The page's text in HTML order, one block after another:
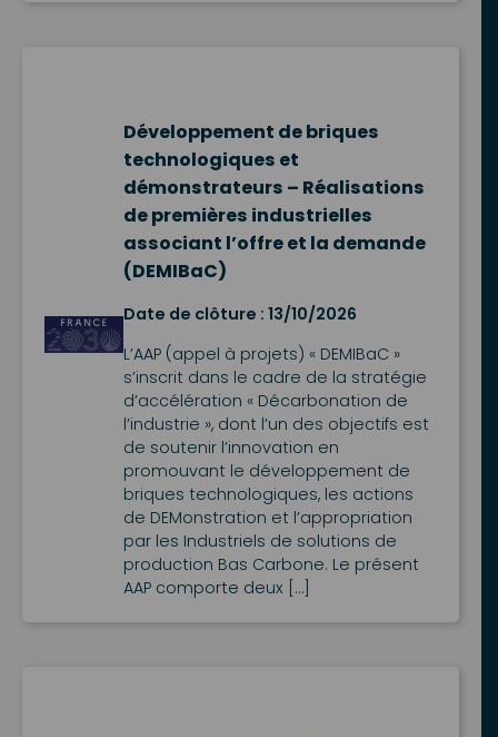
Développement de briques
technologiques et
démonstrateurs – Réalisations
de premières industrielles
associant l’offre et la demande
(DEMIBaC)
Date de clôture : 13/10/2026
L’AAP (appel à projets) « DEMIBaC »
s’inscrit dans le cadre de la stratégie
d’accélération « Décarbonation de
l’industrie », dont l’un des objectifs est
de soutenir l’innovation en
promouvant le développement de
briques technologiques, les actions
de DEMonstration et l’appropriation
par les Industriels de solutions de
production Bas Carbone. Le présent
AAP comporte deux […]